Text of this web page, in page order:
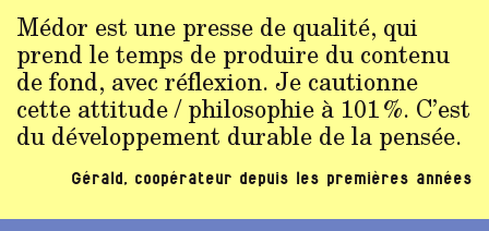
Médor est une presse de qualité, qui
prend le temps de produire du contenu
de fond, avec réflexion. Je cautionne
cette attitude / philosophie à 101 %. C’est
du développement durable de la pensée.
Gérald, coopérateur depuis les premières années